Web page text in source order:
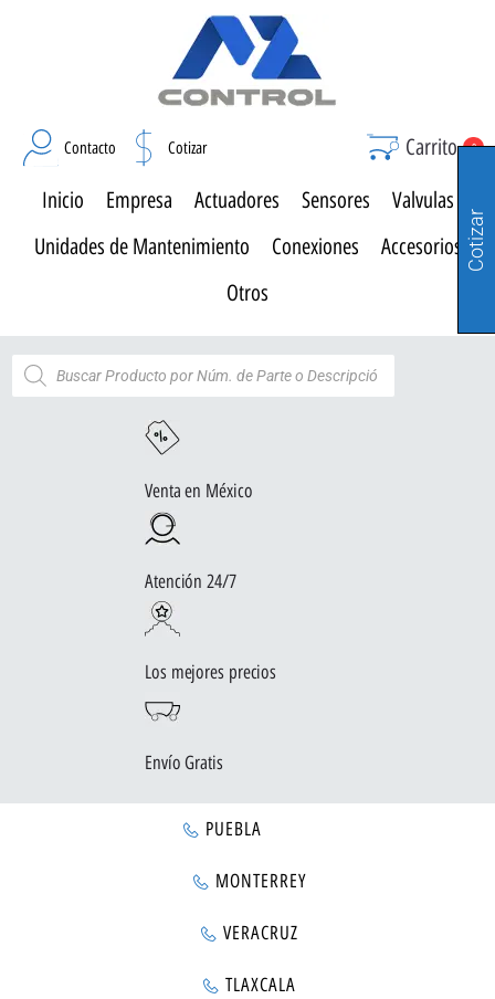
Contacto Cotizar Carrito 0
Inicio Empresa Actuadores Sensores
Valvulas
Unidades de Mantenimiento
Conexiones
Accesorios
Otros
Venta en México
Atención 24/7
Los mejores precios
Envío Gratis
PUEBLA
MONTERREY
VERACRUZ
TLAXCALA
Cotizar